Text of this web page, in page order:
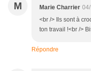
M Marie Charrier
<br /> Ils sont à
ton travail !<br />
Répondre